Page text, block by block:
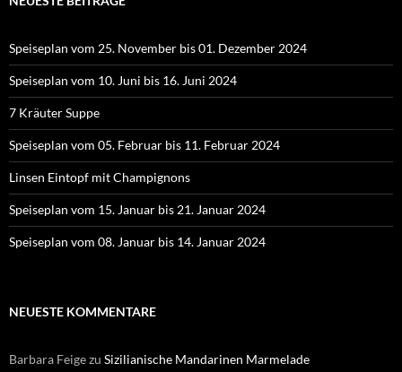
Speiseplan vom 25. November bis 01. Dezember 2024
Speiseplan vom 10. Juni bis 16. Juni 2024
7 Kräuter Suppe
Speiseplan vom 05. Februar bis 11. Februar 2024
Linsen Eintopf mit Champignons
Speiseplan vom 15. Januar bis 21. Januar 2024
Speiseplan vom 08. Januar bis 14. Januar 2024
NEUESTE KOMMENTARE
Barbara Feigezu Sizilianische Mandarinen Marmelade